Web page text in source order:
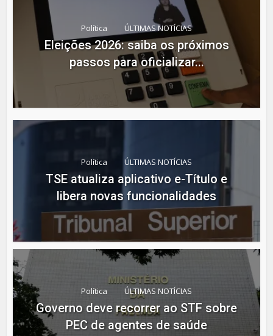
Política ÚLTIMAS NOTÍCIAS
Eleições 2026: saiba os próximos
passos para oficializar...
Política ÚLTIMAS NOTÍCIAS
TSE atualiza aplicativo e-Título e
libera novas funcionalidades
Política ÚLTIMAS NOTÍCIAS
Governo deve recorrer ao STF sobre
PEC de agentes de saúde